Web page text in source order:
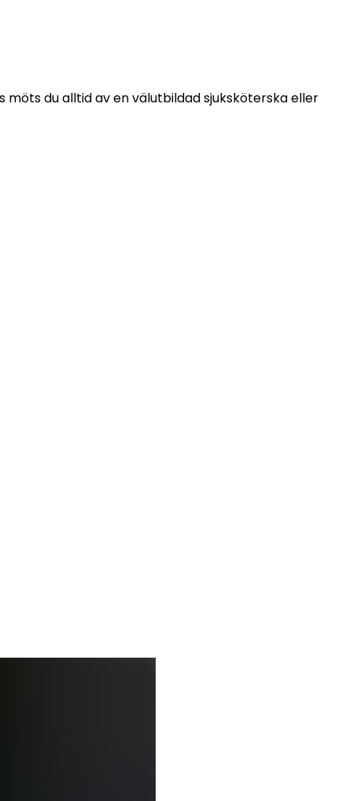
du alltid av en välutbildad sjuksköterska eller